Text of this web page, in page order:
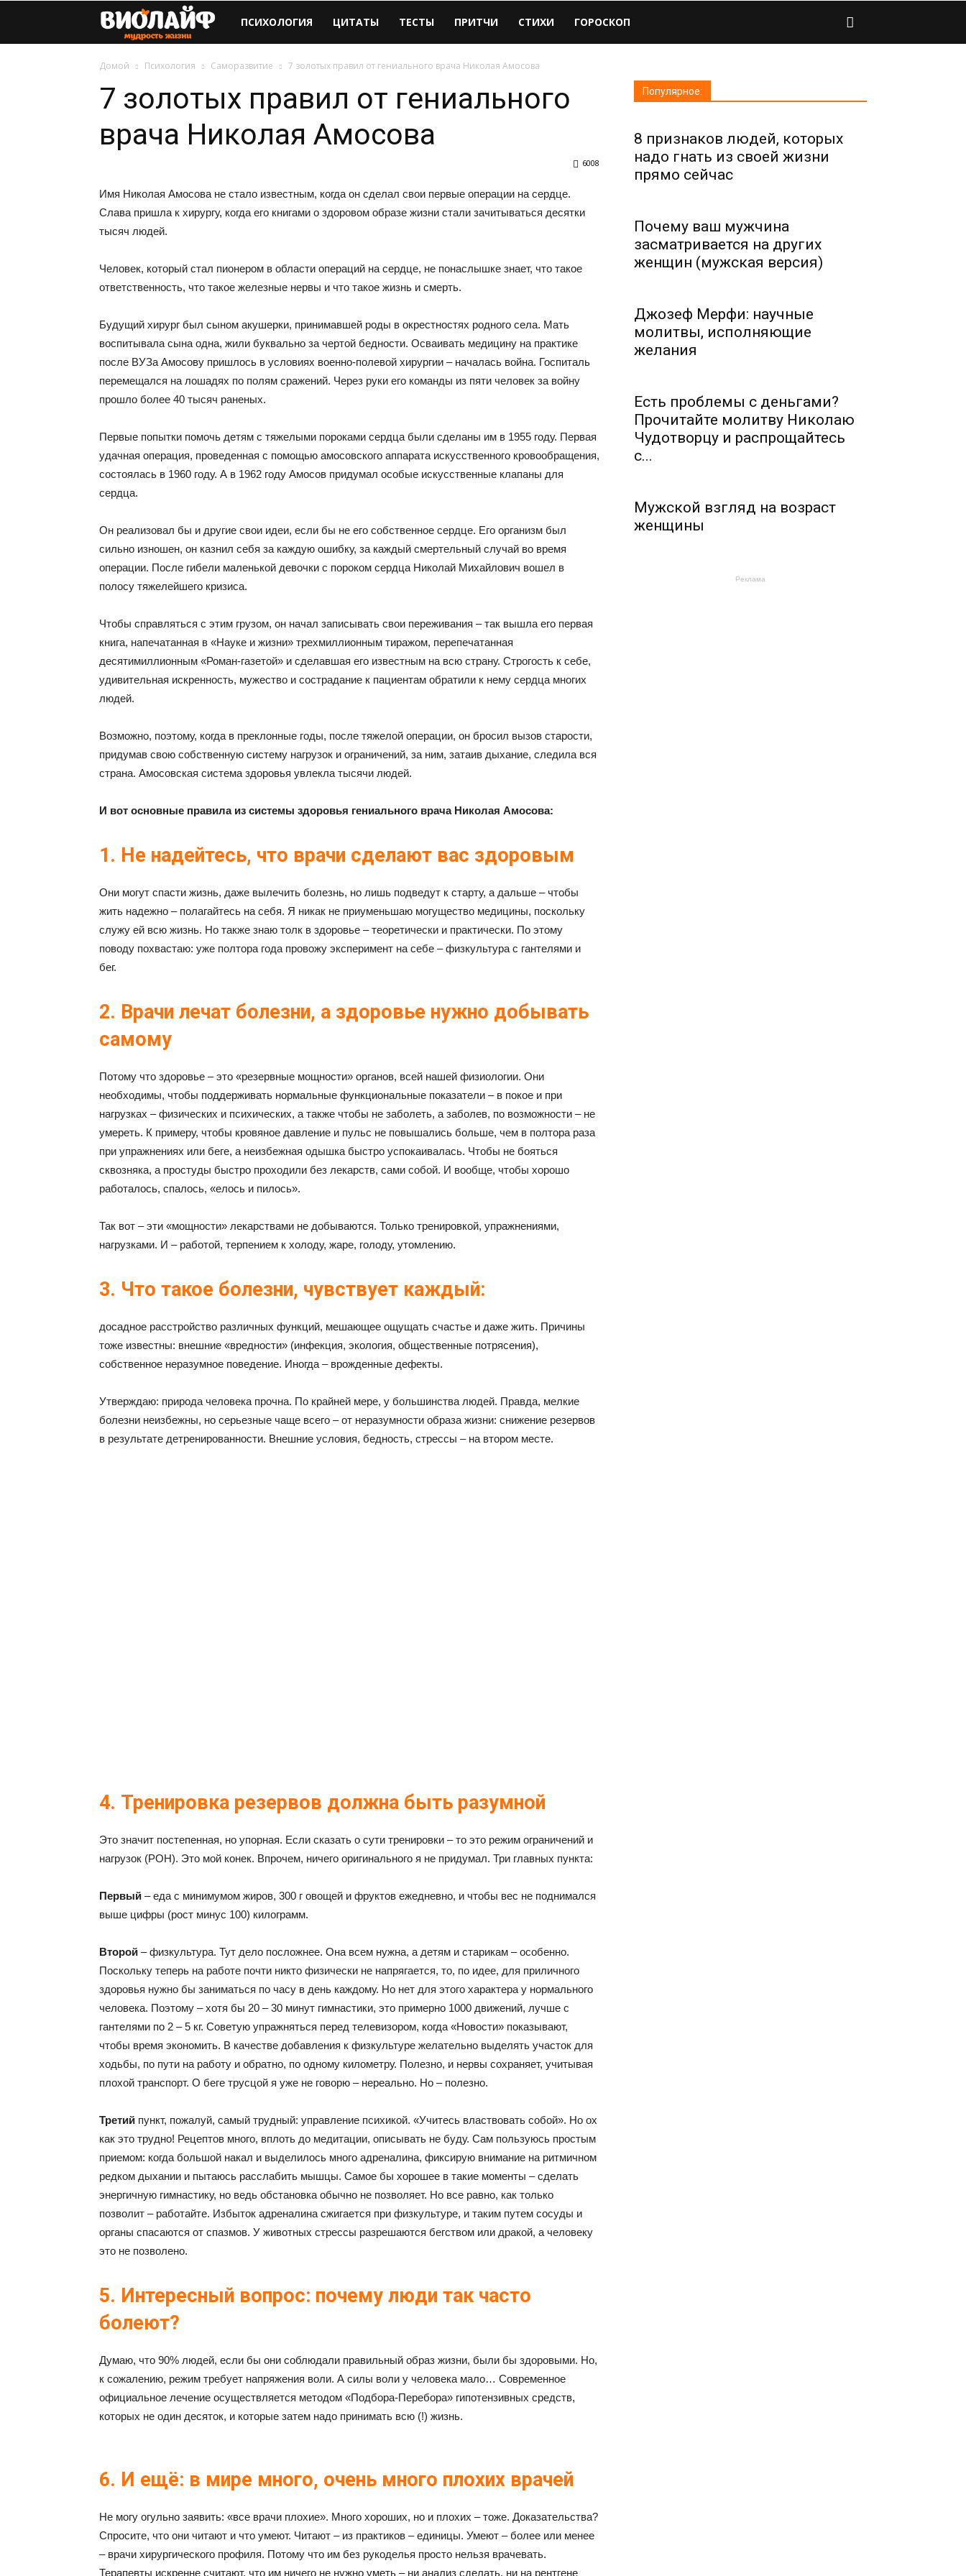
Виолайф
ПСИХОЛОГИЯ ЦИТАТЫ ТЕСТЫ ПРИТЧИ СТИХИ ГОРОСКОП
Домой Психология Саморазвитие 7 золотых правил от гениального врача Николая Амосова
7 золотых правил от гениального
врача Николая Амосова
6008
Имя Николая Амосова не стало известным, когда он сделал свои первые операции на сердце.
Слава пришла к хирургу, когда его книгами о здоровом образе жизни стали зачитываться десятки
тысяч людей.
Человек, который стал пионером в области операций на сердце, не понаслышке знает, что такое
ответственность, что такое железные нервы и что такое жизнь и смерть.
Будущий хирург был сыном акушерки, принимавшей роды в окрестностях родного села. Мать
воспитывала сына одна, жили буквально за чертой бедности. Осваивать медицину на практике
после ВУЗа Амосову пришлось в условиях военно-полевой хирургии – началась война. Госпиталь
перемещался на лошадях по полям сражений. Через руки его команды из пяти человек за войну
прошло более 40 тысяч раненых.
Первые попытки помочь детям с тяжелыми пороками сердца были сделаны им в 1955 году. Первая
удачная операция, проведенная с помощью амосовского аппарата искусственного кровообращения,
состоялась в 1960 году. А в 1962 году Амосов придумал особые искусственные клапаны для
сердца.
Он реализовал бы и другие свои идеи, если бы не его собственное сердце. Его организм был
сильно изношен, он казнил себя за каждую ошибку, за каждый смертельный случай во время
операции. После гибели маленькой девочки с пороком сердца Николай Михайлович вошел в
полосу тяжелейшего кризиса.
Чтобы справляться с этим грузом, он начал записывать свои переживания – так вышла его первая
книга, напечатанная в «Науке и жизни» трехмиллионным тиражом, перепечатанная
десятимиллионным «Роман-газетой» и сделавшая его известным на всю страну. Строгость к себе,
удивительная искренность, мужество и сострадание к пациентам обратили к нему сердца многих
людей.
Возможно, поэтому, когда в преклонные годы, после тяжелой операции, он бросил вызов старости,
придумав свою собственную систему нагрузок и ограничений, за ним, затаив дыхание, следила вся
страна. Амосовская система здоровья увлекла тысячи людей.
И вот основные правила из системы здоровья гениального врача Николая Амосова:
1. Не надейтесь, что врачи сделают вас здоровым
Они могут спасти жизнь, даже вылечить болезнь, но лишь подведут к старту, а дальше – чтобы
жить надежно – полагайтесь на себя. Я никак не приуменьшаю могущество медицины, поскольку
служу ей всю жизнь. Но также знаю толк в здоровье – теоретически и практически. По этому
поводу похвастаю: уже полтора года провожу эксперимент на себе – физкультура с гантелями и
бег.
2. Врачи лечат болезни, а здоровье нужно добывать
самому
Потому что здоровье – это «резервные мощности» органов, всей нашей физиологии. Они
необходимы, чтобы поддерживать нормальные функциональные показатели – в покое и при
нагрузках – физических и психических, а также чтобы не заболеть, а заболев, по возможности – не
умереть. К примеру, чтобы кровяное давление и пульс не повышались больше, чем в полтора раза
при упражнениях или беге, а неизбежная одышка быстро успокаивалась. Чтобы не бояться
сквозняка, а простуды быстро проходили без лекарств, сами собой. И вообще, чтобы хорошо
работалось, спалось, «елось и пилось».
Так вот – эти «мощности» лекарствами не добываются. Только тренировкой, упражнениями,
нагрузками. И – работой, терпением к холоду, жаре, голоду, утомлению.
3. Что такое болезни, чувствует каждый:
досадное расстройство различных функций, мешающее ощущать счастье и даже жить. Причины
тоже известны: внешние «вредности» (инфекция, экология, общественные потрясения),
собственное неразумное поведение. Иногда – врожденные дефекты.
Утверждаю: природа человека прочна. По крайней мере, у большинства людей. Правда, мелкие
болезни неизбежны, но серьезные чаще всего – от неразумности образа жизни: снижение резервов
в результате детренированности. Внешние условия, бедность, стрессы – на втором месте.
4. Тренировка резервов должна быть разумной
Это значит постепенная, но упорная. Если сказать о сути тренировки – то это режим ограничений и
нагрузок (РОН). Это мой конек. Впрочем, ничего оригинального я не придумал. Три главных пункта:
Первый – еда с минимумом жиров, 300 г овощей и фруктов ежедневно, и чтобы вес не поднимался
выше цифры (рост минус 100) килограмм.
Второй – физкультура. Тут дело посложнее. Она всем нужна, а детям и старикам – особенно.
Поскольку теперь на работе почти никто физически не напрягается, то, по идее, для приличного
здоровья нужно бы заниматься по часу в день каждому. Но нет для этого характера у нормального
человека. Поэтому – хотя бы 20 – 30 минут гимнастики, это примерно 1000 движений, лучше с
гантелями по 2 – 5 кг. Советую упражняться перед телевизором, когда «Новости» показывают,
чтобы время экономить. В качестве добавления к физкультуре желательно выделять участок для
ходьбы, по пути на работу и обратно, по одному километру. Полезно, и нервы сохраняет, учитывая
плохой транспорт. О беге трусцой я уже не говорю – нереально. Но – полезно.
Третий пункт, пожалуй, самый трудный: управление психикой. «Учитесь властвовать собой». Но ох
как это трудно! Рецептов много, вплоть до медитации, описывать не буду. Сам пользуюсь простым
приемом: когда большой накал и выделилось много адреналина, фиксирую внимание на ритмичном
редком дыхании и пытаюсь расслабить мышцы. Самое бы хорошее в такие моменты – сделать
энергичную гимнастику, но ведь обстановка обычно не позволяет. Но все равно, как только
позволит – работайте. Избыток адреналина сжигается при физкультуре, и таким путем сосуды и
органы спасаются от спазмов. У животных стрессы разрешаются бегством или дракой, а человеку
это не позволено.
5. Интересный вопрос: почему люди так часто
болеют?
Думаю, что 90% людей, если бы они соблюдали правильный образ жизни, были бы здоровыми. Но,
к сожалению, режим требует напряжения воли. А силы воли у человека мало… Современное
официальное лечение осуществляется методом «Подбора-Перебора» гипотензивных средств,
которых не один десяток, и которые затем надо принимать всю (!) жизнь.
6. И ещё: в мире много, очень много плохих врачей
Не могу огульно заявить: «все врачи плохие». Много хороших, но и плохих – тоже. Доказательства?
Спросите, что они читают и что умеют. Читают – из практиков – единицы. Умеют – более или менее
– врачи хирургического профиля. Потому что им без рукоделья просто нельзя врачевать.
Терапевты искренне считают, что им ничего не нужно уметь – ни анализ сделать, ни на рентгене
Популярное:
8 признаков людей, которых
надо гнать из своей жизни
прямо сейчас
Почему ваш мужчина
засматривается на других
женщин (мужская версия)
Джозеф Мерфи: научные
молитвы, исполняющие
желания
Есть проблемы с деньгами?
Прочитайте молитву Николаю
Чудотворцу и распрощайтесь
с...
Мужской взгляд на возраст
женщины
Реклама